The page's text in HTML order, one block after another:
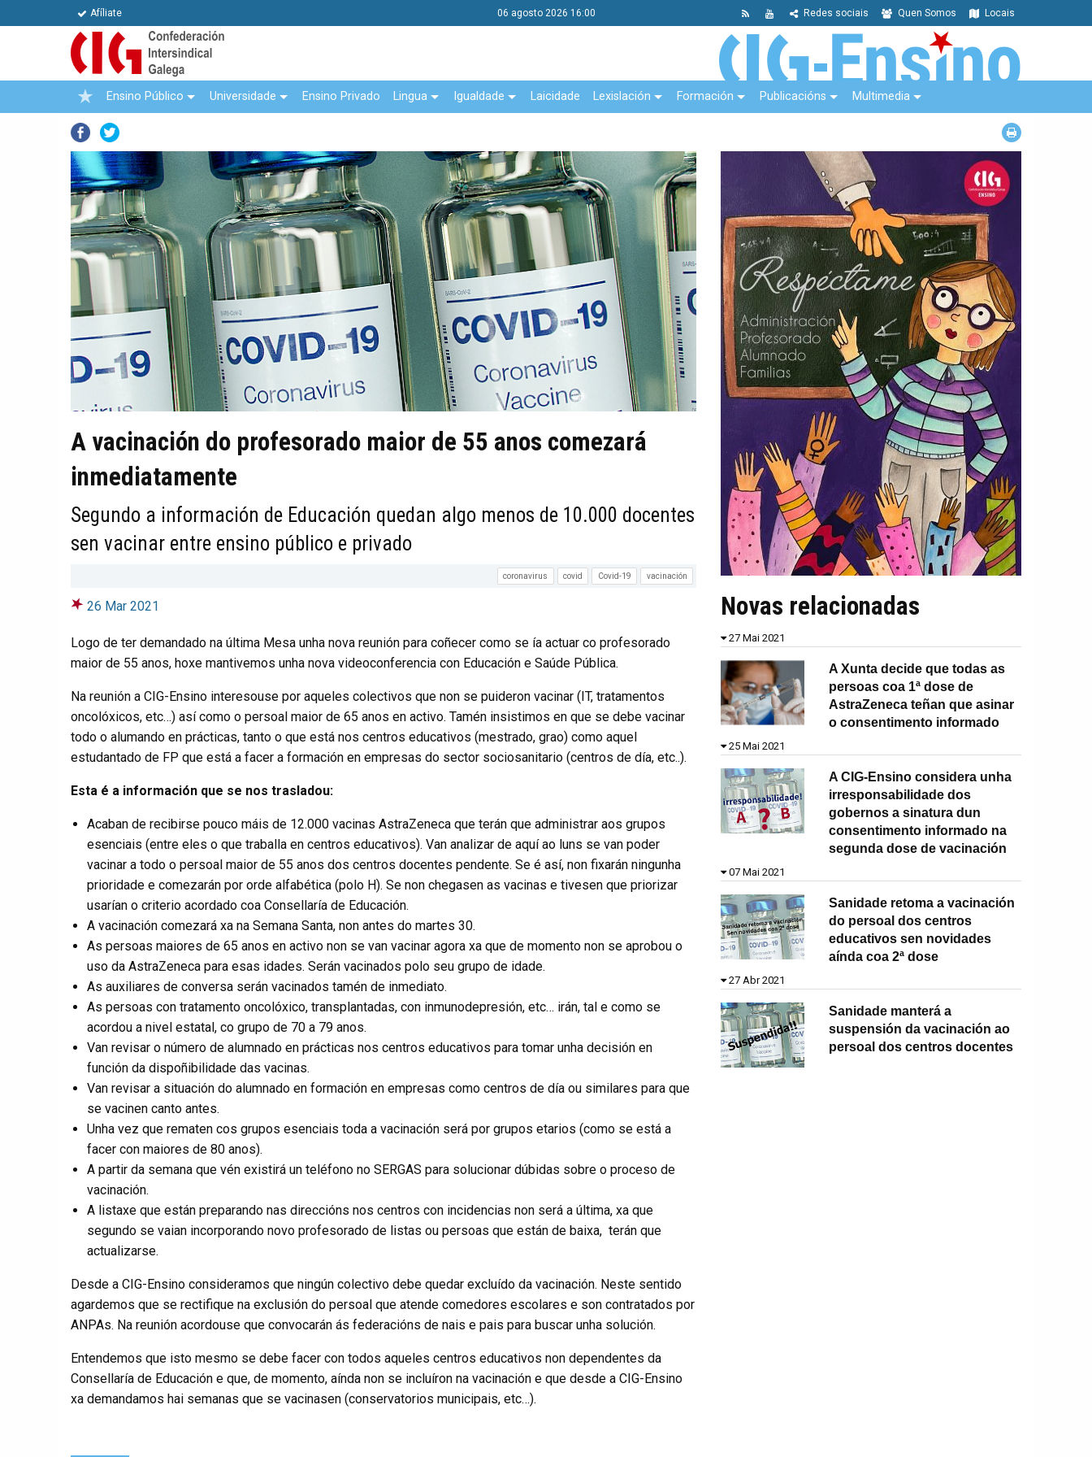
Afíliate 06 agosto 2026 16:00 Locais
Quen Somos
Redes sociais
Ensino Público Universidade Ensino Privado Lingua Igualdade Laicidade Lexislación Formación Publicacións Multimedia
Facebook
A vacinación do profesorado maior de 55 anos comezará
inmediatamente
Segundo a información de Educación quedan algo menos de 10.000 docentes
sen vacinar entre ensino público e privado
coronavirus covid Covid-19 vacinación
26 Mar 2021
Logo de ter demandado na última Mesa unha nova reunión para coñecer como se ía actuar co profesorado
maior de 55 anos, hoxe mantivemos unha nova videoconferencia con Educación e Saúde Pública.
Na reunión a CIG-Ensino interesouse por aqueles colectivos que non se puideron vacinar (IT, tratamentos
oncolóxicos, etc…) así como o persoal maior de 65 anos en activo. Tamén insistimos en que se debe vacinar
todo o alumando en prácticas, tanto o que está nos centros educativos (mestrado, grao) como aquel
estudantado de FP que está a facer a formación en empresas do sector sociosanitario (centros de día, etc..).
Esta é a información que se nos trasladou:
Acaban de recibirse pouco máis de 12.000 vacinas AstraZeneca que terán que administrar aos grupos
esenciais (entre eles o que traballa en centros educativos). Van analizar de aquí ao luns se van poder
vacinar a todo o persoal maior de 55 anos dos centros docentes pendente. Se é así, non fixarán ningunha
prioridade e comezarán por orde alfabética (polo H). Se non chegasen as vacinas e tivesen que priorizar
usarían o criterio acordado coa Consellaría de Educación.
A vacinación comezará xa na Semana Santa, non antes do martes 30.
As persoas maiores de 65 anos en activo non se van vacinar agora xa que de momento non se aprobou o
uso da AstraZeneca para esas idades. Serán vacinados polo seu grupo de idade.
As auxiliares de conversa serán vacinados tamén de inmediato.
As persoas con tratamento oncolóxico, transplantadas, con inmunodepresión, etc… irán, tal e como se
acordou a nivel estatal, co grupo de 70 a 79 anos.
Van revisar o número de alumnado en prácticas nos centros educativos para tomar unha decisión en
función da dispoñibilidade das vacinas.
Van revisar a situación do alumnado en formación en empresas como centros de día ou similares para que
se vacinen canto antes.
Unha vez que rematen cos grupos esenciais toda a vacinación será por grupos etarios (como se está a
facer con maiores de 80 anos).
A partir da semana que vén existirá un teléfono no SERGAS para solucionar dúbidas sobre o proceso de
vacinación.
A listaxe que están preparando nas direccións nos centros con incidencias non será a última, xa que
segundo se vaian incorporando novo profesorado de listas ou persoas que están de baixa, terán que
actualizarse.
Desde a CIG-Ensino consideramos que ningún colectivo debe quedar excluído da vacinación. Neste sentido
agardemos que se rectifique na exclusión do persoal que atende comedores escolares e son contratados por
ANPAs. Na reunión acordouse que convocarán ás federacións de nais e pais para buscar unha solución.
Entendemos que isto mesmo se debe facer con todos aqueles centros educativos non dependentes da
Consellaría de Educación e que, de momento, aínda non se incluíron na vacinación e que desde a CIG-Ensino
xa demandamos hai semanas que se vacinasen (conservatorios municipais, etc…).
Novas relacionadas
27 Mai 2021
A Xunta decide que todas as
persoas coa 1ª dose de
AstraZeneca teñan que asinar
o consentimento informado
25 Mai 2021
A CIG-Ensino considera unha
irresponsabilidade dos
gobernos a sinatura dun
consentimento informado na
segunda dose de vacinación
07 Mai 2021
Sanidade retoma a vacinación
do persoal dos centros
educativos sen novidades
aínda coa 2ª dose
27 Abr 2021
Sanidade manterá a
suspensión da vacinación ao
persoal dos centros docentes